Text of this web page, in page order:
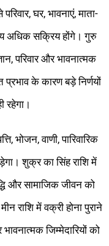
घर, भावनाएं, माता-
अधिक सक्रिय होंगे। गुरु
परिवार और भावनात्मक
के कारण बड़े निर्णयों
रहेगा।
भोजन, वाणी, पारिवारिक
शुक्र का सिंह राशि में
और सामाजिक जीवन को
राशि में वक्री होना पुराने
जिम्मेदारियों को